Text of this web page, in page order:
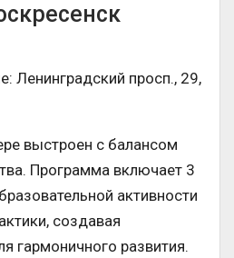
Ленинградский просп., 29,
выстроен с балансом
Программа включает 3
активности
создавая
гармоничного развития.